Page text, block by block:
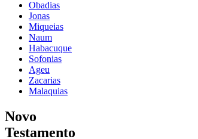
Obadias
Jonas
Miqueias
Naum
Habacuque
Sofonias
Ageu
Zacarias
Malaquias
Novo
Testamento